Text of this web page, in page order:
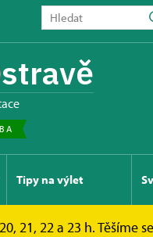
Tipy na výlet
21, 22 a 23 h. Těšíme